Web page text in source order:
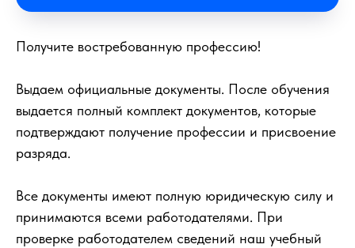
Получите востребованную профессию!
Выдаем официальные документы. После обучения
выдается полный комплект документов, которые
подтверждают получение профессии и присвоение
разряда.
Все документы имеют полную юридическую силу и
принимаются всеми работодателями. При
проверке работодателем сведений наш учебный